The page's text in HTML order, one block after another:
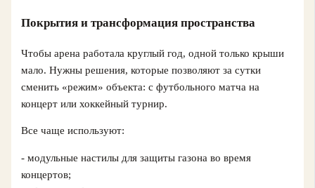
Покрытия и трансформация пространства
Чтобы арена работала круглый год, одной только крыши
мало. Нужны решения, которые позволяют за сутки
сменить «режим» объекта: с футбольного матча на
концерт или хоккейный турнир.
Все чаще используют:
- модульные настилы для защиты газона во время
концертов;